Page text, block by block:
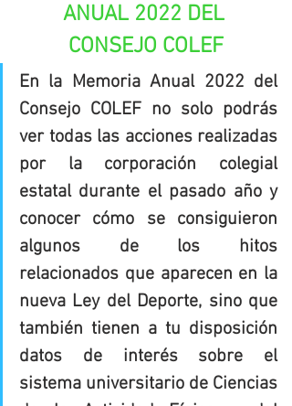
ANUAL 2022 DEL
CONSEJO COLEF
En la Memoria Anual 2022 del
Consejo COLEF no solo podrás
ver todas las acciones realizadas
por la corporación colegial
estatal durante el pasado año y
conocer cómo se consiguieron
algunos de los hitos
relacionados que aparecen en la
nueva Ley del Deporte, sino que
también tienen a tu disposición
datos de interés sobre el
sistema universitario de Ciencias